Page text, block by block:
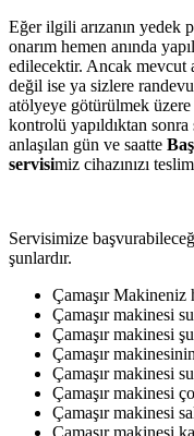
Eğer ilgili arızanın yedek
onarım hemen anında
edilecektir. Ancak mevcut
değil ise ya sizlere
atölyeye götürülmek üzere
kontrolü yapıldıktan
anlaşılan gün ve saatte
servisimiz cihazınızı
Servisimize
şunlardır.
Çamaşır Makineniz
Çamaşır makinesi
Çamaşır makinesi
Çamaşır
Çamaşır makinesi
Çamaşır makinesi
Çamaşır makinesi
Çamaşır makinesi